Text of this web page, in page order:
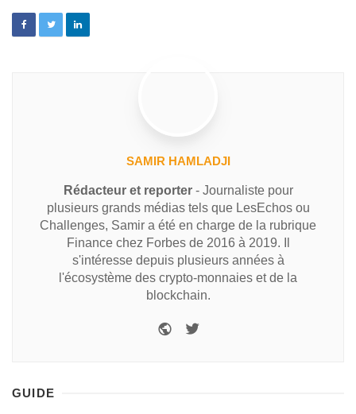
SAMIR HAMLADJI
Rédacteur et reporter- Journaliste pour
plusieurs grands médias tels que LesEchos ou
Challenges, Samir a été en charge de la rubrique
Finance chez Forbes de 2016 à 2019. Il
s'intéresse depuis plusieurs années à
l'écosystème des crypto-monnaies et de la
blockchain.
GUIDE